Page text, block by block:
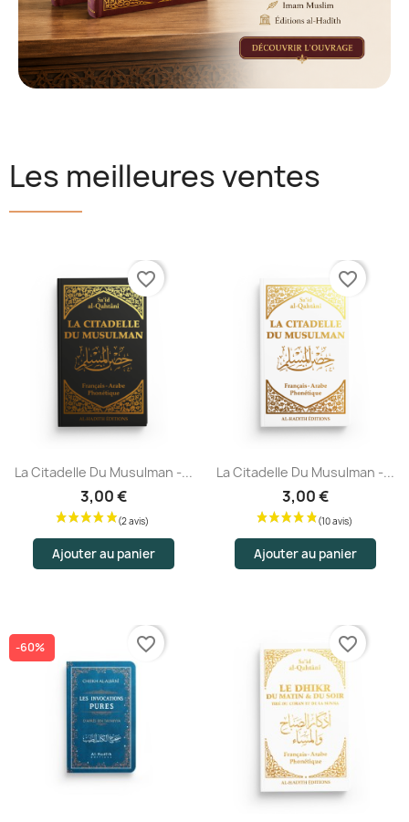
Les meilleures ventes
La Citadelle Du Musulman -...
3,00 €
Ajouter au panier
favorite_border
La Citadelle Du Musulman -...
3,00 €
Ajouter au panier
favorite_border
-60% favorite_border favorite_border